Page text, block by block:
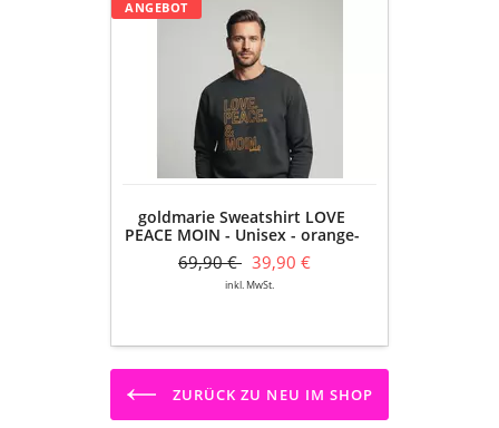
goldmarie
orange-
meliert
ANGEBOT
goldmarie Sweatshirt LOVE
PEACE MOIN - Unisex - orange-
anthrazit meliert
69,90 € 39,90 €
inkl. MwSt.
ZURÜCK ZU NEU IM SHOP